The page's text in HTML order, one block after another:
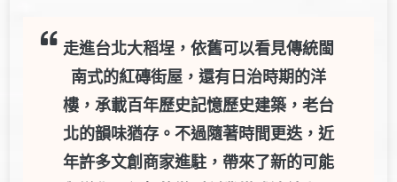
走進台北大稻埕，依舊可以看見傳統閩
南式的紅磚街屋，還有日治時期的洋
樓，承載百年歷史記憶歷史建築，老台
北的韻味猶存。不過隨著時間更迭，近
年許多文創商家進駐，帶來了新的可能